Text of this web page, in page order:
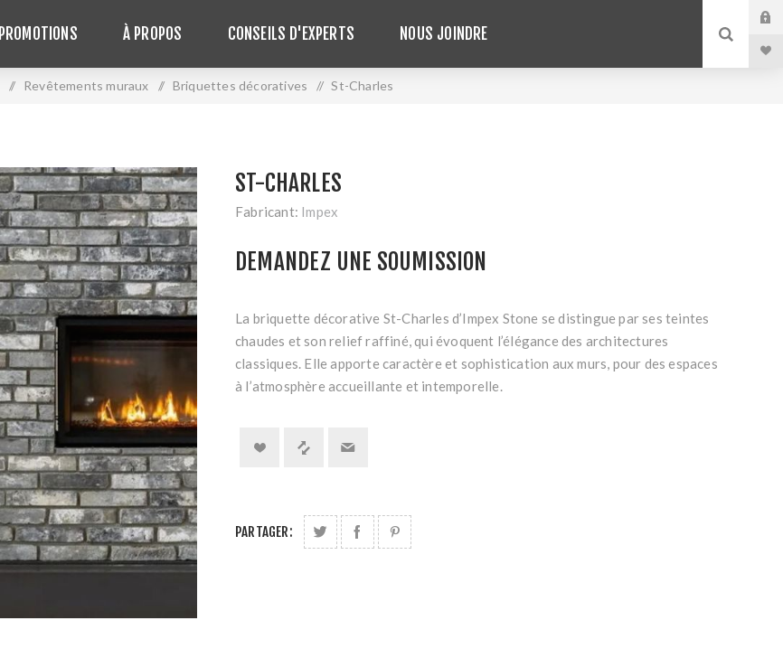
PROMOTIONS À PROPOS CONSEILS D'EXPERTS NOUS JOINDRE
/ Revêtements muraux / Briquettes décoratives / St-Charles
ST-CHARLES
Fabricant: Impex
DEMANDEZ UNE SOUMISSION
La briquette décorative St-Charles d’Impex Stone se distingue par ses teintes
chaudes et son relief raffiné, qui évoquent l’élégance des architectures
classiques. Elle apporte caractère et sophistication aux murs, pour des espaces
à l’atmosphère accueillante et intemporelle.
PARTAGER: